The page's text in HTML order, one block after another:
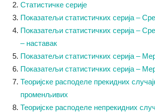
Статистичке серије
Показатељи статистичких серија –
Показатељи статистичких серија –
– наставак
Показатељи статистичких серија –
Показатељи статистичких серија –
Теоријске расподеле прекидних
променљивих
Теоријске расподеле непрекидних